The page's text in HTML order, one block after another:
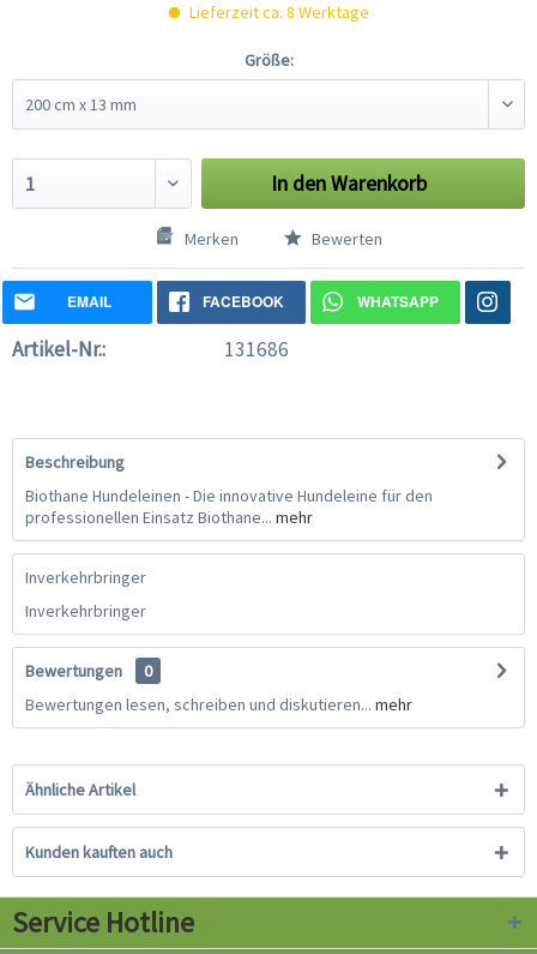
Lieferzeit ca. 8 Werktage
Größe:
In denWarenkorb
Merken Bewerten
EMAIL FACEBOOK WHATSAPP
Artikel-Nr.: 131686
Beschreibung
Biothane Hundeleinen - Die innovative Hundeleine für den
professionellen Einsatz Biothane... mehr
Inverkehrbringer
Inverkehrbringer
Bewertungen
0
Bewertungen lesen, schreiben und diskutieren... mehr
Ähnliche Artikel
Kunden kauften auch
Service Hotline